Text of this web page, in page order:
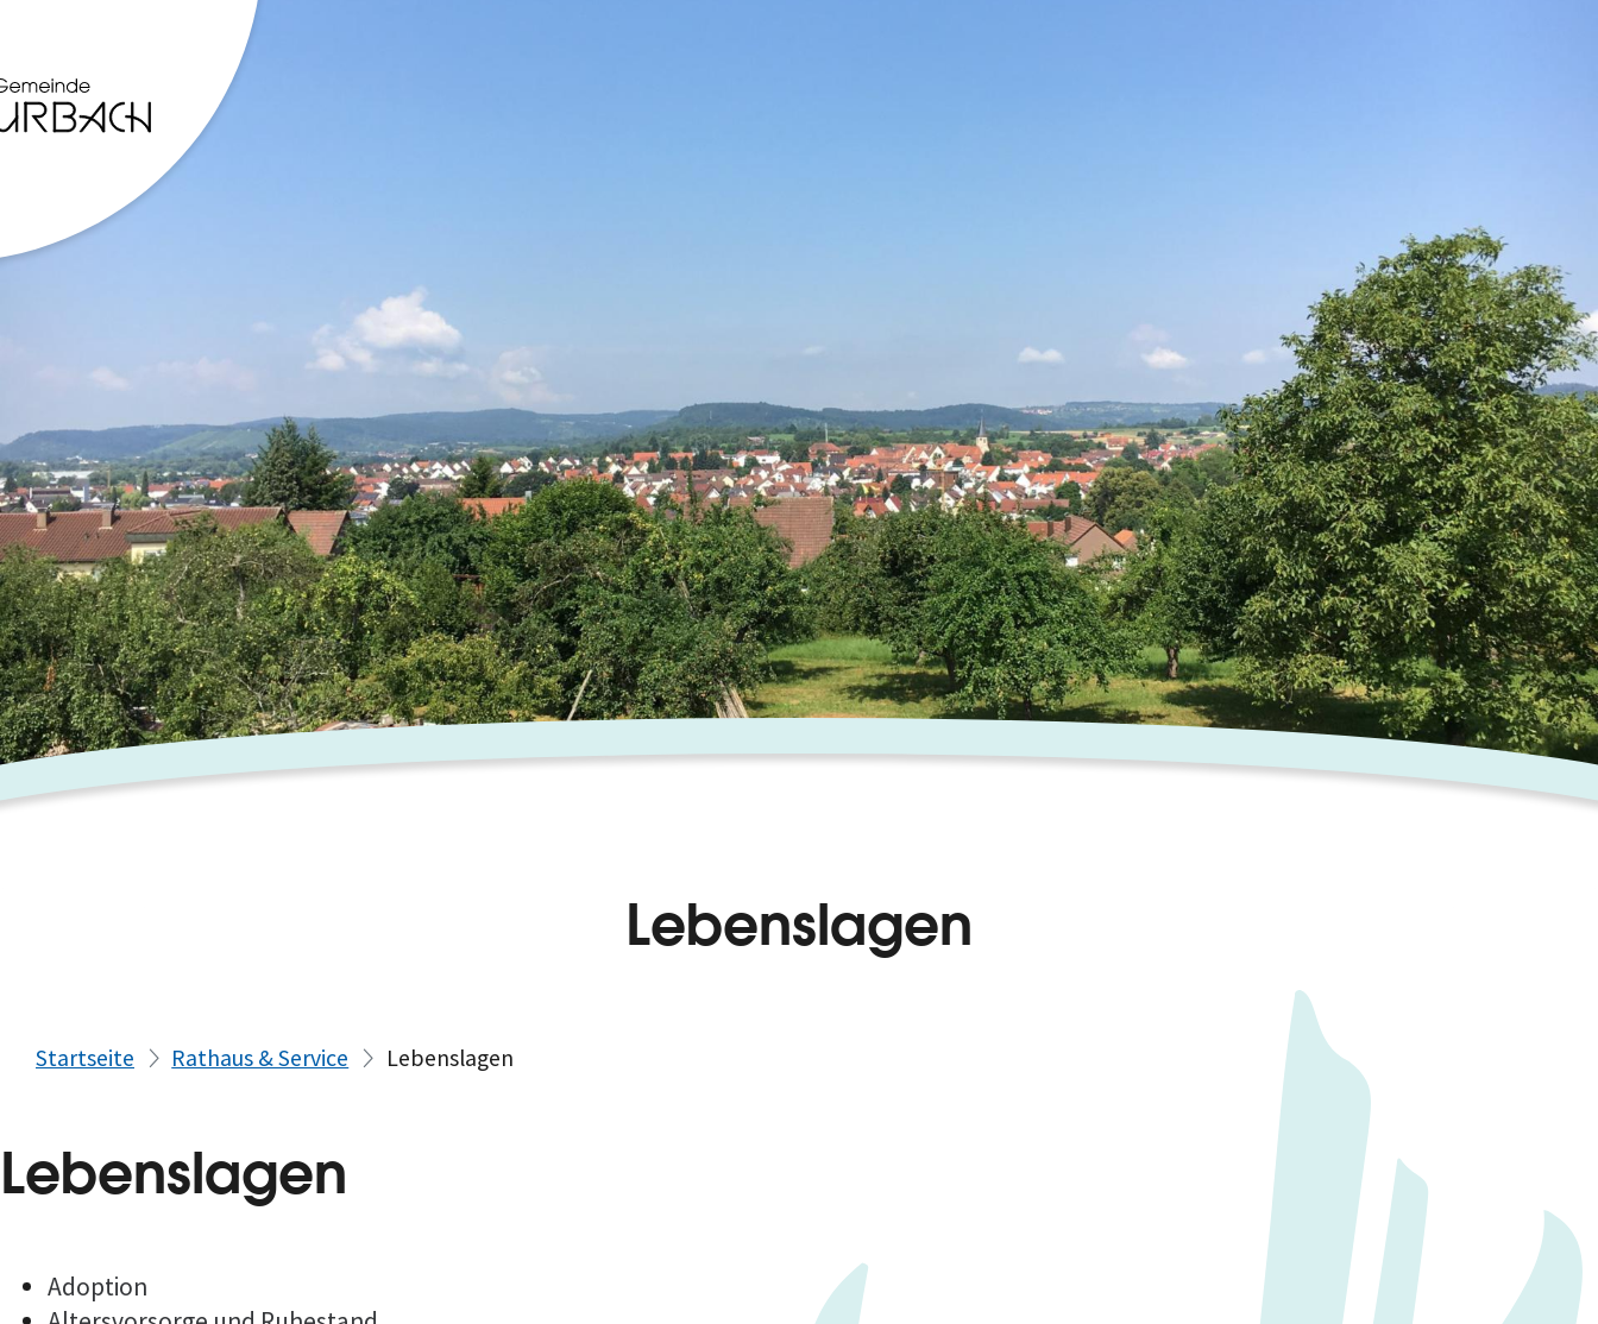
Lebenslagen
Startseite Rathaus & Service Lebenslagen
Lebenslagen
Adoption